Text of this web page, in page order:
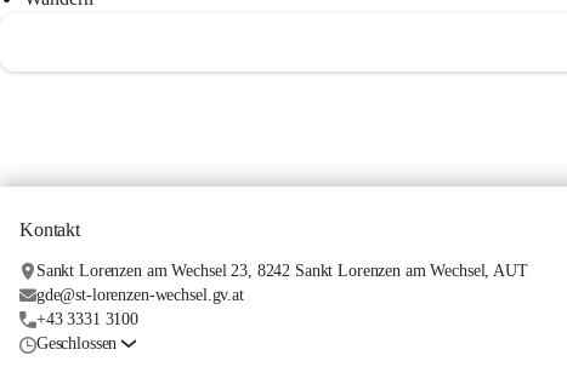
Kontakt
Sankt Lorenzen am Wechsel 23, 8242 Sankt Lorenzen am Wechsel, AUT
gde@st-lorenzen-wechsel.gv.at
+43 3331 3100
Geschlossen